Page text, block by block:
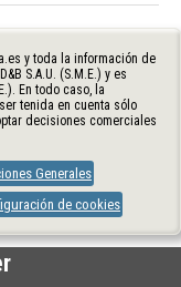
y toda la información de
S.A.U. (S.M.E.) y es
En todo caso, la
tenida en cuenta sólo
decisiones comerciales
Generales
de cookies